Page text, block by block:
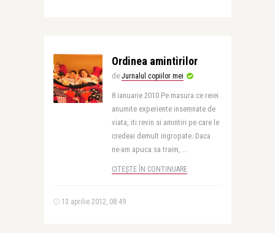
Ordinea amintirilor
de Jurnalul copiilor mei
8 ianuarie 2010 Pe masura ce reiei
anumite experiente insemnate de
viata, iti revin si amintiri pe care le
credeai demult ingropate. Daca
ne-am apuca sa traim, ..
CITEȘTE ÎN CONTINUARE
13 aprilie 2012, 08:49